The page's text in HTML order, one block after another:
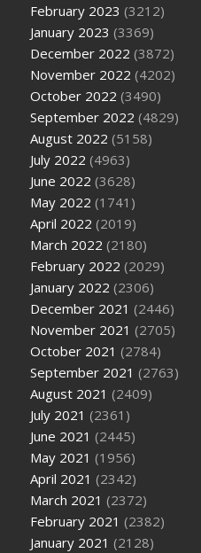
February 2023 (3212)
January 2023 (3369)
December 2022 (3872)
November 2022 (4202)
October 2022 (3490)
September 2022 (4829)
August 2022 (5158)
July 2022 (4963)
June 2022 (3628)
May 2022 (1741)
April 2022 (2019)
March 2022 (2180)
February 2022 (2029)
January 2022 (2306)
December 2021 (2446)
November 2021 (2705)
October 2021 (2784)
September 2021 (2763)
August 2021 (2409)
July 2021 (2361)
June 2021 (2445)
May 2021 (1956)
April 2021 (2342)
March 2021 (2372)
February 2021 (2382)
January 2021 (2128)